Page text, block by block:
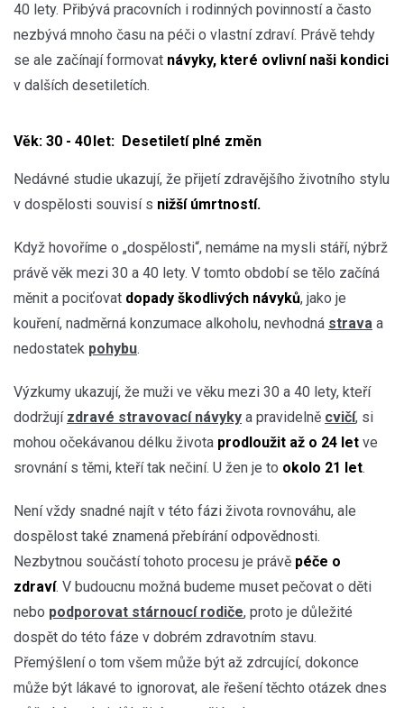
40 lety. Přibývá pracovních i rodinných povinností a často
nezbývá mnoho času na péči o vlastní zdraví. Právě tehdy
se ale začínají formovat návyky, které ovlivní naši kondici
v dalších desetiletích.
Věk: 30 - 40 let: Desetiletí plné změn
Nedávné studie ukazují, že přijetí zdravějšího životního stylu
v dospělosti souvisí s nižší úmrtností.
Když hovoříme o „dospělosti“, nemáme na mysli stáří, nýbrž
právě věk mezi 30 a 40 lety. V tomto období se tělo začíná
měnit a pociťovat dopady škodlivých návyků, jako je
kouření, nadměrná konzumace alkoholu, nevhodná strava a
nedostatek pohybu.
Výzkumy ukazují, že muži ve věku mezi 30 a 40 lety, kteří
dodržují zdravé stravovací návyky a pravidelně cvičí, si
mohou očekávanou délku života prodloužit až o 24 let ve
srovnání s těmi, kteří tak nečiní. U žen je to okolo 21 let.
Není vždy snadné najít v této fázi života rovnováhu, ale
dospělost také znamená přebírání odpovědnosti.
Nezbytnou součástí tohoto procesu je právě péče o
zdraví. V budoucnu možná budeme muset pečovat o děti
nebo podporovat stárnoucí rodiče, proto je důležité
dospět do této fáze v dobrém zdravotním stavu.
Přemýšlení o tom všem může být až zdrcující, dokonce
může být lákavé to ignorovat, ale řešení těchto otázek dnes